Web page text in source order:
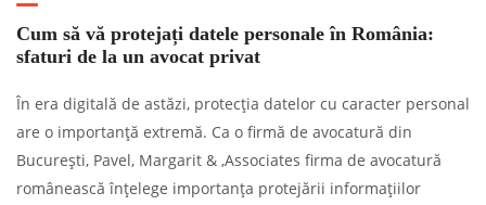
Cum să vă protejați datele personale în România:
sfaturi de la un avocat privat
În era digitală de astăzi, protecția datelor cu caracter personal
are o importanță extremă. Ca o firmă de avocatură din
București, Pavel, Margarit & ,Associates firma de avocatură
românească înțelege importanța protejării informațiilor